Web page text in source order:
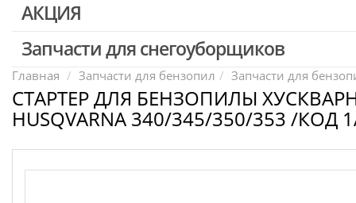
Запчасти для перфораторов и отбойных молотков
Запчасти для УШМ (болгарок)
Запчасти для электроинструмента другие
Конденсаторы
Якоря, статоры
Аккумуляторы, зарядные устройства
Щётки, щёточные узлы
АКЦИЯ
Скидка 50%
Запчасти для снегоуборщиков
Главная Запчасти для бензопил Запчасти для
СТАРТЕР ДЛЯ БЕНЗОПИЛЫ
HUSQVARNA 340/345/350/353 /КОД